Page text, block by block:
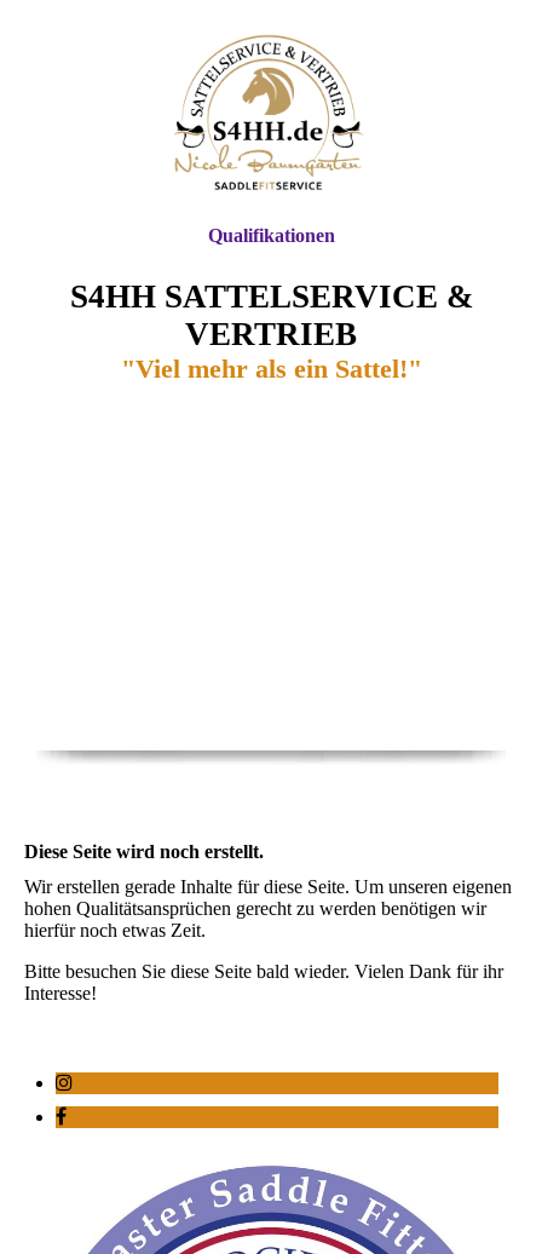
S4HH SATTELSERVICE &
VERTRIEB
"Viel mehr als ein Sattel!"
Qualifikationen
Diese Seite wird noch erstellt.
Wir erstellen gerade Inhalte für diese Seite. Um unseren eigenen
hohen Qualitätsansprüchen gerecht zu werden benötigen wir
hierfür noch etwas Zeit.
Bitte besuchen Sie diese Seite bald wieder. Vielen Dank für ihr
Interesse!